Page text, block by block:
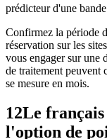
prédicteur d'une
Confirmez la période
réservation sur les
vous engager sur une
de traitement peuvent
se mesure en mois.
12Le
l'option de